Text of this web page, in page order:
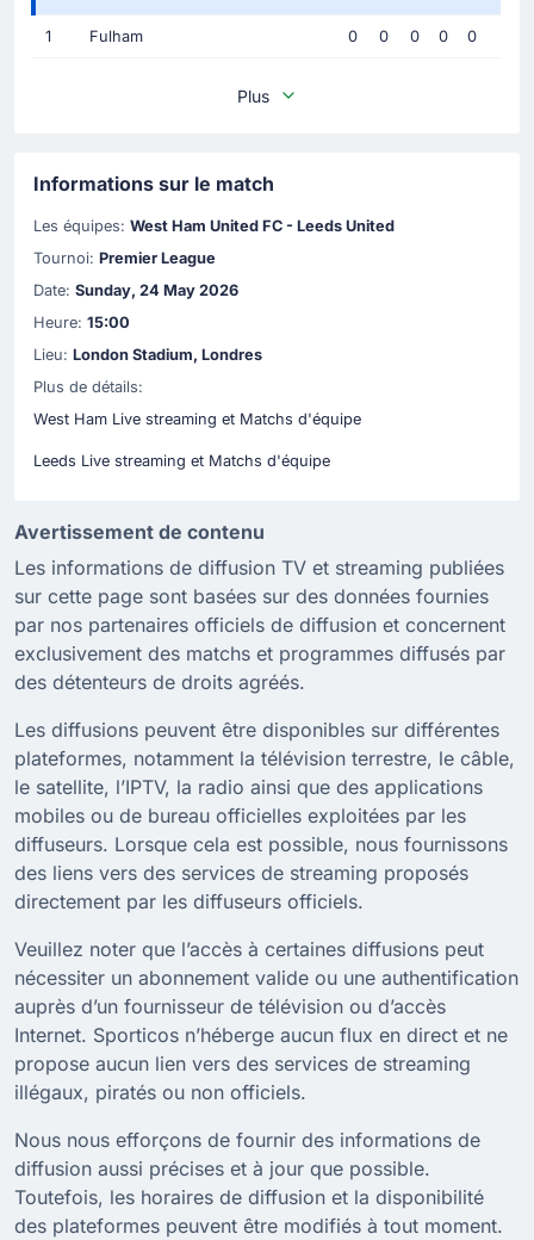
1 Fulham 0 0 0 0 0
Plus
Informations sur le match
Les équipes: West Ham United FC - Leeds United
Tournoi: Premier League
Date: Sunday, 24 May 2026
Heure: 15:00
Lieu: London Stadium, Londres
Plus de détails:
West Ham Live streaming et Matchs d'équipe
Leeds Live streaming et Matchs d'équipe
Avertissement de contenu
Les informations de diffusion TV et streaming publiées
sur cette page sont basées sur des données fournies
par nos partenaires officiels de diffusion et concernent
exclusivement des matchs et programmes diffusés par
des détenteurs de droits agréés.
Les diffusions peuvent être disponibles sur différentes
plateformes, notamment la télévision terrestre, le câble,
le satellite, l’IPTV, la radio ainsi que des applications
mobiles ou de bureau officielles exploitées par les
diffuseurs. Lorsque cela est possible, nous fournissons
des liens vers des services de streaming proposés
directement par les diffuseurs officiels.
Veuillez noter que l’accès à certaines diffusions peut
nécessiter un abonnement valide ou une authentification
auprès d’un fournisseur de télévision ou d’accès
Internet. Sporticos n’héberge aucun flux en direct et ne
propose aucun lien vers des services de streaming
illégaux, piratés ou non officiels.
Nous nous efforçons de fournir des informations de
diffusion aussi précises et à jour que possible.
Toutefois, les horaires de diffusion et la disponibilité
des plateformes peuvent être modifiés à tout moment.